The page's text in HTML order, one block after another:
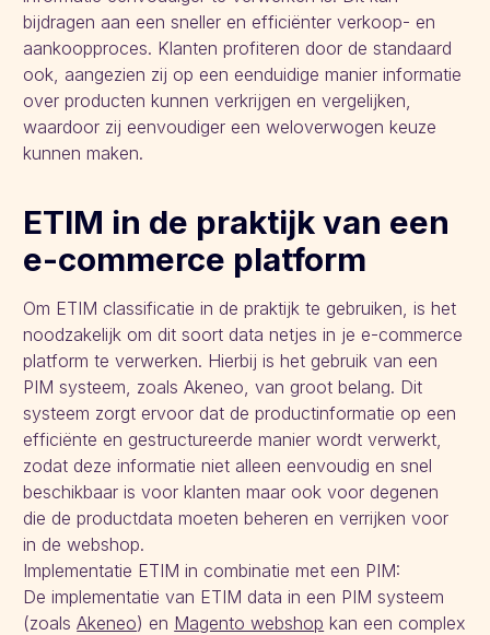
bijdragen aan een sneller en efficiënter verkoop- en
aankoopproces. Klanten profiteren door de standaard
ook, aangezien zij op een eenduidige manier informatie
over producten kunnen verkrijgen en vergelijken,
waardoor zij eenvoudiger een weloverwogen keuze
kunnen maken.
ETIM in de praktijk van een
e-commerce platform
Om ETIM classificatie in de praktijk te gebruiken, is het
noodzakelijk om dit soort data netjes in je e-commerce
platform te verwerken. Hierbij is het gebruik van een
PIM systeem, zoals Akeneo, van groot belang. Dit
systeem zorgt ervoor dat de productinformatie op een
efficiënte en gestructureerde manier wordt verwerkt,
zodat deze informatie niet alleen eenvoudig en snel
beschikbaar is voor klanten maar ook voor degenen
die de productdata moeten beheren en verrijken voor
in de webshop.
Implementatie ETIM in combinatie met een PIM:
De implementatie van ETIM data in een PIM systeem
(zoalsAkeneo) en Magento webshop kan een complex